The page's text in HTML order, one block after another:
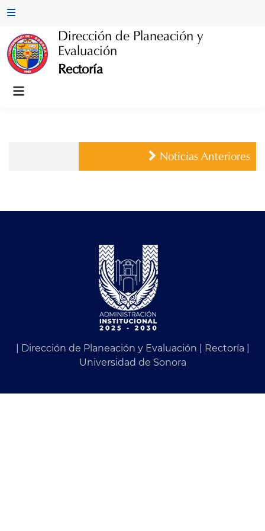
Skip
content
Main
Dirección de Planeación y
Evaluación
Rectoría
Main
Noticias Anteriores
| Dirección de Planeación y Evaluación | Rectoría |
Universidad de Sonora